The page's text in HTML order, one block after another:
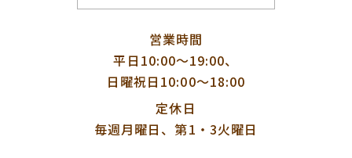
営業時間
平日10:00〜19:00、
日曜祝日10:00〜18:00
定休日
毎週月曜日、第1・3火曜日